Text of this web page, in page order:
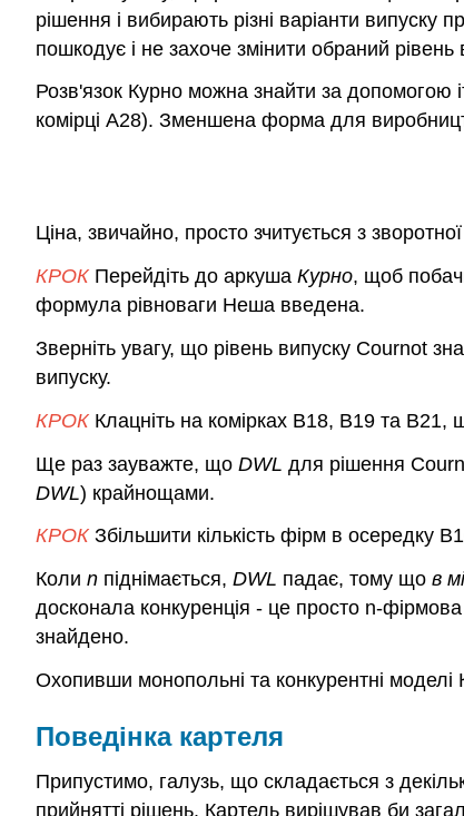
рішення і вибирають різні варіанти
пошкодує і не захоче змінити обраний рівень
Розв'язок Курно можна знайти за допомогою
комірці A28). Зменшена форма для
Ціна, звичайно, просто зчитується з
КРОК Перейдіть до аркуша Курно, щоб
формула рівноваги Неша введена.
Зверніть увагу, що рівень випуску Cournot
випуску.
КРОК Клацніть на комірках B18, B19 та B21,
Ще раз зауважте, що DWL для рішення
DWL) крайнощами.
КРОК Збільшити кількість фірм в осередку
Коли n піднімається, DWL падає, тому що в
досконала конкуренція - це просто n-
знайдено.
Охопивши монопольні та конкурентні
Поведінка картеля
Припустимо, галузь, що складається з
прийнятті рішень. Картель вирішував би